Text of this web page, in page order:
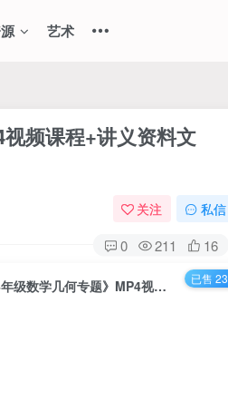
艺术
频课程+讲义资料文
关注 私信
0 211 16
【12课+5节加油站完结】小鱼老师《2-4年级数学几何专题》MP4视频课程+讲义资料文档，小学数学几何网课课程 已售 23